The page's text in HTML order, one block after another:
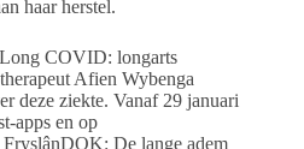
haar herstel.
COVID: longarts
Afien Wybenga
deze ziekte. Vanaf 29 januari
apps en op
De lange adem